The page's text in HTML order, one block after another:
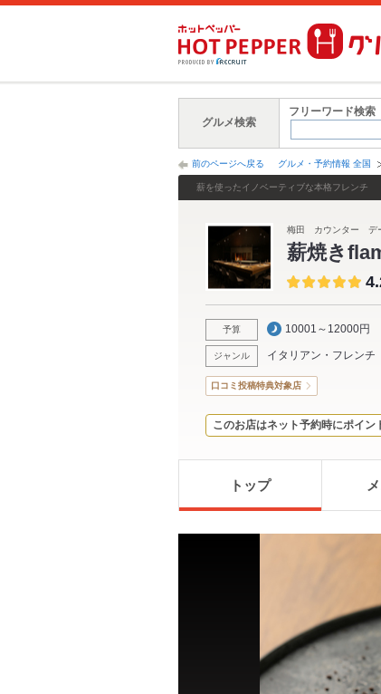
グルメ検索
フリーワード検索
前のページへ戻る グルメ・予約情報 全国
薪を使ったイノベーティブな本格フレンチ
梅田 カウンター
薪焼き
予算 10001～12000円
ジャンル イタリアン・フレンチ
口コミ投稿特典対象店
このお店はネット予約時にポイン
トップ